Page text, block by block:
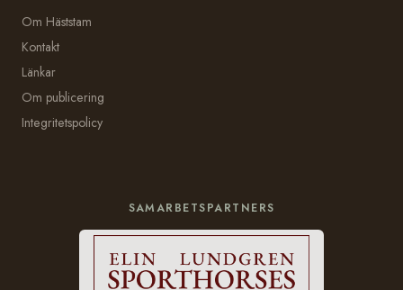
Om Häststam
Kontakt
Länkar
Om publicering
Integritetspolicy
SAMARBETSPARTNERS